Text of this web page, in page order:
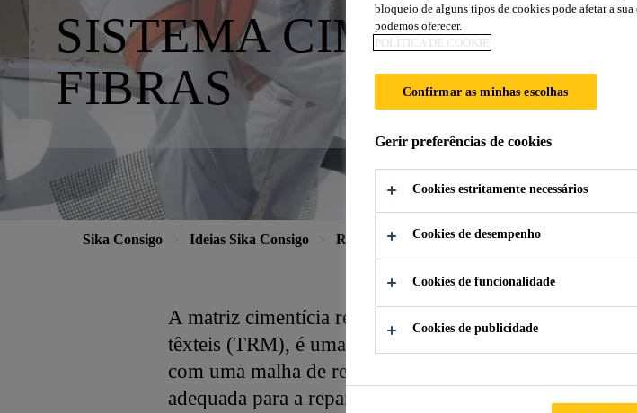
SISTEMA CIMENTÍCIO
FIBRAS
Sika Consigo Ideias Sika Consigo Reforço Estrutural Sika Sistema Cimentício
A matriz cimentícia reforçada com fibras (FRCM),
têxteis (TRM), é uma camada estrutural fina que
com uma malha de reforço em fibra de carbono ou
adequada para a reparação e o reforço de estruturas
bloqueio de alguns tipos de cookies pode afetar a
podemos oferecer.
POLÍTICA DE COOKIE
Confirmar as minhas escolhas
Gerir preferências de cookies
Cookies estritamente necessários
Cookies de desempenho
Cookies de funcionalidade
Cookies de publicidade